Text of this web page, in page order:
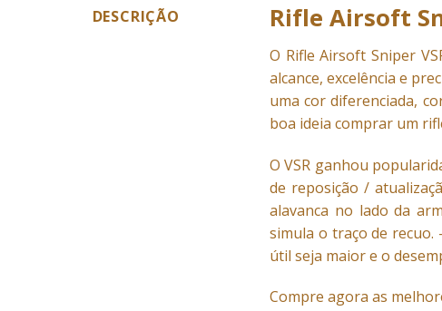
DESCRIÇÃO Rifle Airsoft
O Rifle Airsoft Sniper
alcance, excelência e
uma cor diferenciada,
boa ideia comprar um
O VSR ganhou
de reposição /
alavanca no lado da
simula o traço de recuo.
útil seja maior e o
Compre agora as